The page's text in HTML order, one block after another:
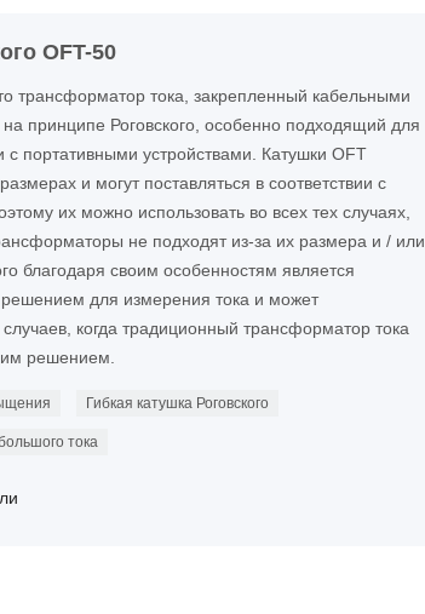
OFT-50
трансформатор тока, закрепленный кабельными
принципе Роговского, особенно подходящий для
с портативными устройствами. Катушки OFT
и могут поставляться в соответствии с
их можно использовать во всех тех случаях,
не подходят из-за их размера и / или
благодаря своим особенностям является
для измерения тока и может
когда традиционный трансформатор тока
решением.
Гибкая катушка Роговского
тока